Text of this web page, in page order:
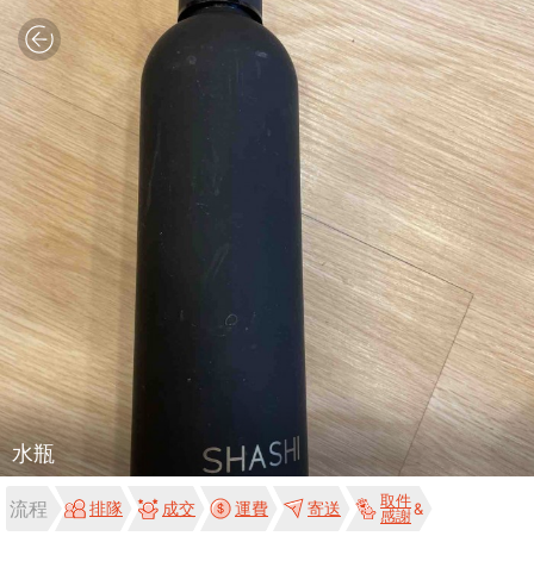
水瓶
流程 排隊 成交 運費 寄送
取件
感謝